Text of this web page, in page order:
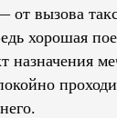
от вызова
хорошая
назначения